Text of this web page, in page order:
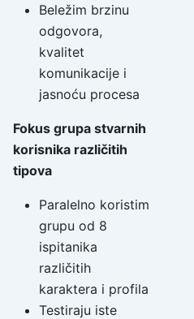
Beležim brzinu
odgovora,
kvalitet
komunikacije i
jasnoću procesa
Fokus grupa stvarnih
korisnika različitih
tipova
Paralelno koristim
grupu od 8
ispitanika
različitih
karaktera i profila
Testiraju iste